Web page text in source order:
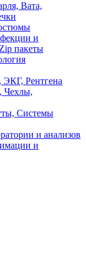
Вата,
и
пакеты
Рентгена
Чехлы,
Системы
и анализов
и